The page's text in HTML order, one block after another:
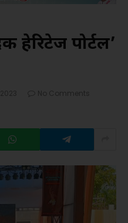
हेरिटेज पोर्टल’
No Comments